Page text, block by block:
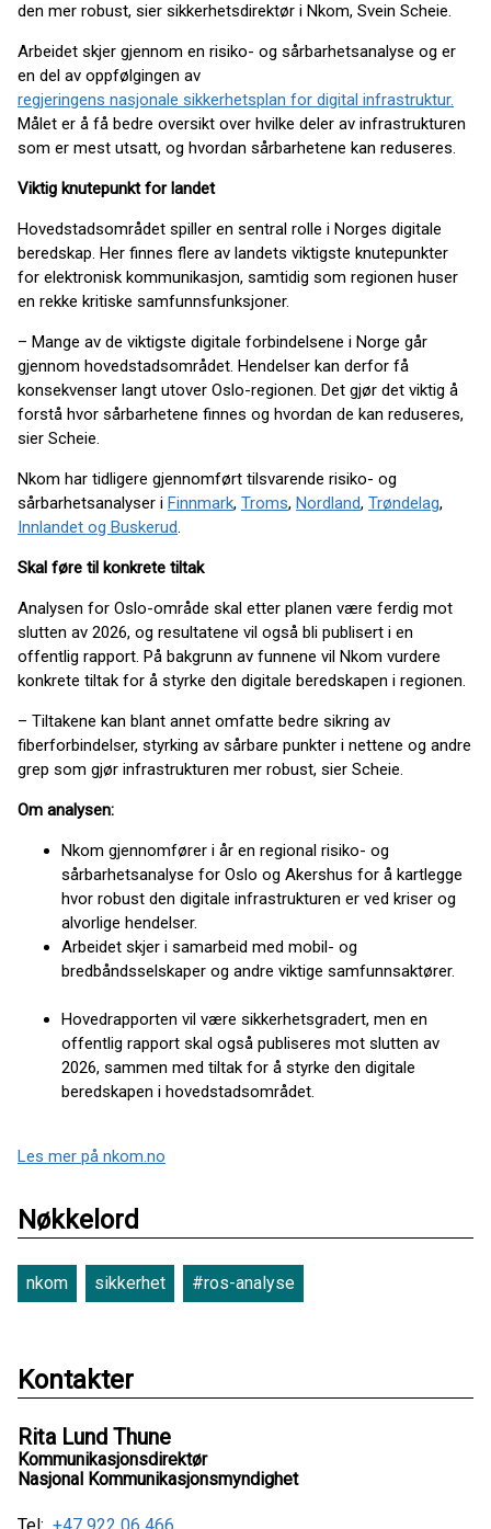
den mer robust, sier sikkerhetsdirektør i Nkom, Svein Scheie.
Arbeidet skjer gjennom en risiko- og sårbarhetsanalyse og er
en del av oppfølgingen av
regjeringens nasjonale sikkerhetsplan for digital infrastruktur.
Målet er å få bedre oversikt over hvilke deler av infrastrukturen
som er mest utsatt, og hvordan sårbarhetene kan reduseres.
Viktig knutepunkt for landet
Hovedstadsområdet spiller en sentral rolle i Norges digitale
beredskap. Her finnes flere av landets viktigste knutepunkter
for elektronisk kommunikasjon, samtidig som regionen huser
en rekke kritiske samfunnsfunksjoner.
– Mange av de viktigste digitale forbindelsene i Norge går
gjennom hovedstadsområdet. Hendelser kan derfor få
konsekvenser langt utover Oslo-regionen. Det gjør det viktig å
forstå hvor sårbarhetene finnes og hvordan de kan reduseres,
sier Scheie.
Nkom har tidligere gjennomført tilsvarende risiko- og
sårbarhetsanalyser i Finnmark, Troms, Nordland, Trøndelag,
Innlandet og Buskerud.
Skal føre til konkrete tiltak
Analysen for Oslo-område skal etter planen være ferdig mot
slutten av 2026, og resultatene vil også bli publisert i en
offentlig rapport. På bakgrunn av funnene vil Nkom vurdere
konkrete tiltak for å styrke den digitale beredskapen i regionen.
– Tiltakene kan blant annet omfatte bedre sikring av
fiberforbindelser, styrking av sårbare punkter i nettene og andre
grep som gjør infrastrukturen mer robust, sier Scheie.
Om analysen:
Nkom gjennomfører i år en regional risiko- og
sårbarhetsanalyse for Oslo og Akershus for å kartlegge
hvor robust den digitale infrastrukturen er ved kriser og
alvorlige hendelser.
Arbeidet skjer i samarbeid med mobil- og
bredbåndsselskaper og andre viktige samfunnsaktører.
Hovedrapporten vil være sikkerhetsgradert, men en
offentlig rapport skal også publiseres mot slutten av
2026, sammen med tiltak for å styrke den digitale
beredskapen i hovedstadsområdet.
Les mer på nkom.no
Nøkkelord
nkom sikkerhet #ros-analyse
Kontakter
Rita Lund Thune
Kommunikasjonsdirektør
Nasjonal Kommunikasjonsmyndighet